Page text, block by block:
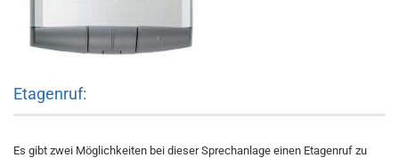
Etagenruf:
Es gibt zwei Möglichkeiten bei dieser Sprechanlage einen Etagenruf zu